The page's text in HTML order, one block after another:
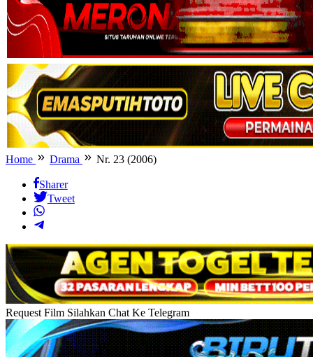
Home Drama Nr. 23 (2006)
Sharer
Tweet
Request Film Silahkan Chat Ke Telegram